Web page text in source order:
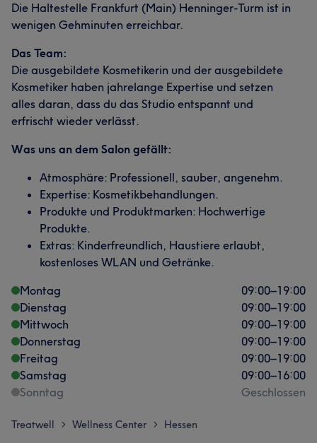
Die Haltestelle Frankfurt (Main) Henninger-Turm ist in
wenigen Gehminuten erreichbar.
Das Team:
Die ausgebildete Kosmetikerin und der ausgebildete
Kosmetiker haben jahrelange Expertise und setzen
alles daran, dass du das Studio entspannt und
erfrischt wieder verlässt.
Was uns an dem Salon gefällt:
Atmosphäre: Professionell, sauber, angenehm.
Expertise: Kosmetikbehandlungen.
Produkte und Produktmarken: Hochwertige
Produkte.
Extras: Kinderfreundlich, Haustiere erlaubt,
kostenloses WLAN und Getränke.
Montag
09:00–19:00
Dienstag
09:00–19:00
Mittwoch
09:00–19:00
Donnerstag
09:00–19:00
Freitag
09:00–19:00
Samstag
09:00–16:00
Sonntag
Geschlossen
Treatwell > Wellness Center > Hessen